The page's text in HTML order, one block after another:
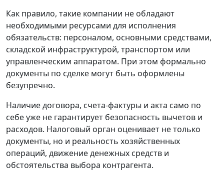
Как правило, такие компании не обладают
необходимыми ресурсами для исполнения
обязательств: персоналом, основными средствами,
складской инфраструктурой, транспортом или
управленческим аппаратом. При этом формально
документы по сделке могут быть оформлены
безупречно.
Наличие договора, счета-фактуры и акта само по
себе уже не гарантирует безопасность вычетов и
расходов. Налоговый орган оценивает не только
документы, но и реальность хозяйственных
операций, движение денежных средств и
обстоятельства выбора контрагента.